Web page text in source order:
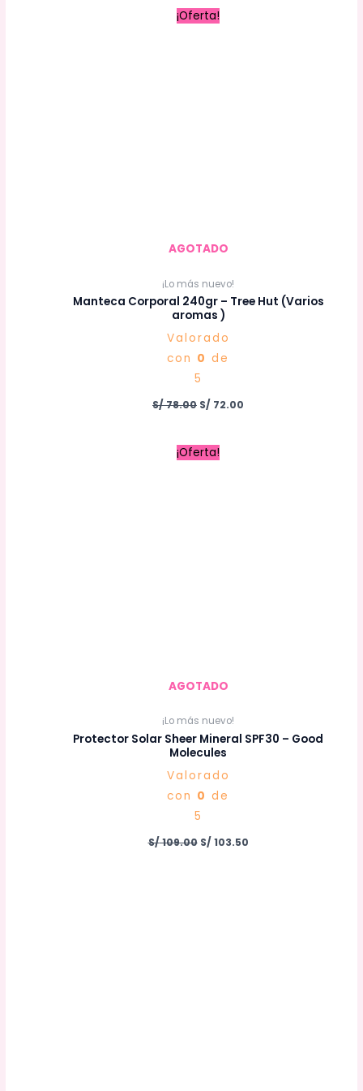
¡Oferta!
AGOTADO
¡Lo más nuevo!
Manteca Corporal 240gr – Tree Hut (Varios
aromas )
Valorado
con 0 de
5
S/78.00
El
precio
S/ 72.00
¡Oferta!
AGOTADO
¡Lo más nuevo!
Protector Solar Sheer Mineral SPF30 – Good
Molecules
Valorado
con 0 de
5
S/109.00
El
precio
S/ 103.50